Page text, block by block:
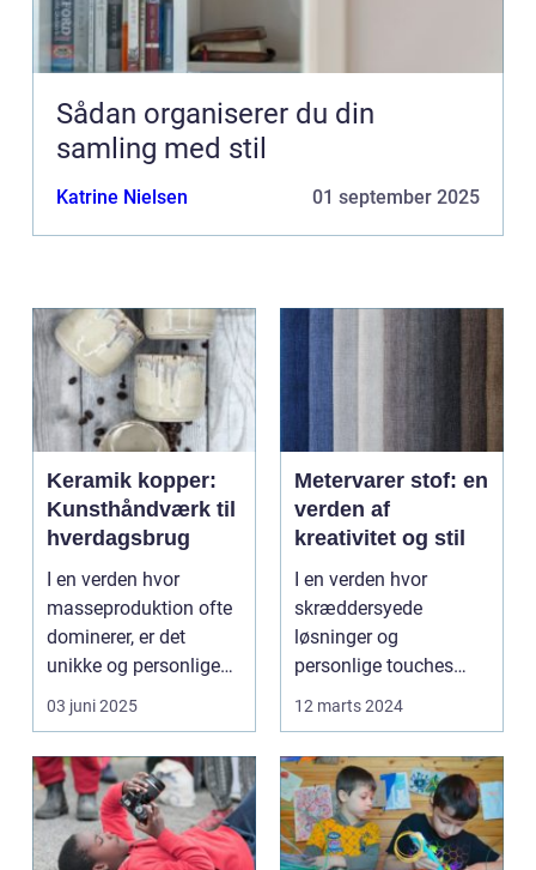
Sådan organiserer du din
samling med stil
Katrine Nielsen 01 september 2025
Keramik kopper:
Kunsthåndværk til
hverdagsbrug
I en verden hvor
masseproduktion ofte
dominerer, er det
unikke og personlige
håndværk so...
03 juni 2025
Metervarer stof: en
verden af
kreativitet og stil
I en verden hvor
skræddersyede
løsninger og
personlige touches
betyder mere og mere,
12 marts 2024